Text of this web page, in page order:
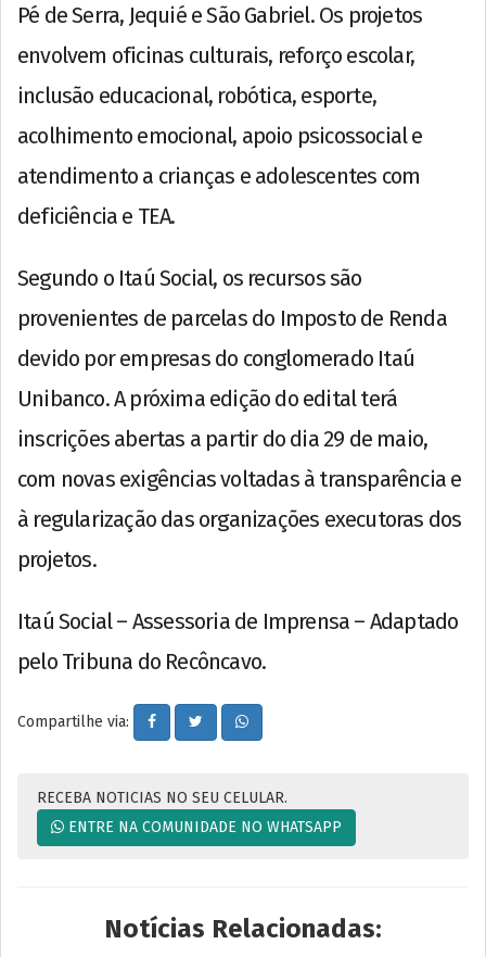
Pé de Serra, JequiéeSão Gabriel. Os projetos
envolvem oficinas culturais, reforço escolar,
inclusão educacional, robótica, esporte,
acolhimento emocional, apoio psicossocial e
atendimento a crianças e adolescentes com
deficiência e TEA.
Segundo o Itaú Social, os recursos são
provenientes de parcelas do Imposto de Renda
devido por empresas do conglomerado Itaú
Unibanco. A próxima edição do edital terá
inscrições abertas a partir do dia 29 de maio,
com novas exigências voltadas à transparência e
à regularização das organizações executoras dos
projetos.
Itaú Social – Assessoria de Imprensa – Adaptado
pelo Tribuna do Recôncavo.
Compartilhe via:
RECEBA NOTICIAS NO SEU CELULAR.
ENTRE NA COMUNIDADE NO WHATSAPP
Notícias Relacionadas: